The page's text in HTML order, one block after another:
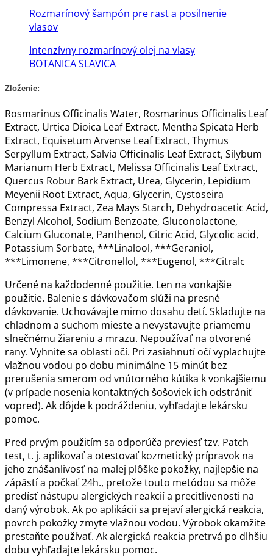
Rozmarínový šampón pre rast a posilnenie
vlasov
Intenzívny rozmarínový olej na vlasy
BOTANICA SLAVICA
Zloženie:
Rosmarinus Officinalis Water, Rosmarinus Officinalis Leaf
Extract, Urtica Dioica Leaf Extract, Mentha Spicata Herb
Extract, Equisetum Arvense Leaf Extract, Thymus
Serpyllum Extract, Salvia Officinalis Leaf Extract, Silybum
Marianum Herb Extract, Melissa Officinalis Leaf Extract,
Quercus Robur Bark Extract, Urea, Glycerin, Lepidium
Meyenii Root Extract, Aqua, Glycerin, Cystoseira
Compressa Extract, Zea Mays Starch, Dehydroacetic Acid,
Benzyl Alcohol, Sodium Benzoate, Gluconolactone,
Calcium Gluconate, Panthenol, Citric Acid, Glycolic acid,
Potassium Sorbate, ***Linalool, ***Geraniol,
***Limonene, ***Citronellol, ***Eugenol, ***Citralc
Určené na každodenné použitie. Len na vonkajšie
použitie. Balenie s dávkovačom slúži na presné
dávkovanie. Uchovávajte mimo dosahu detí. Skladujte na
chladnom a suchom mieste a nevystavujte priamemu
slnečnému žiareniu a mrazu. Nepoužívať na otvorené
rany. Vyhnite sa oblasti očí. Pri zasiahnutí očí vyplachujte
vlažnou vodou po dobu minimálne 15 minút bez
prerušenia smerom od vnútorného kútika k vonkajšiemu
(v prípade nosenia kontaktných šošoviek ich odstrániť
vopred). Ak dôjde k podráždeniu, vyhľadajte lekársku
pomoc.
Pred prvým použitím sa odporúča previesť tzv. Patch
test, t. j. aplikovať a otestovať kozmetický prípravok na
jeho znášanlivosť na malej plôške pokožky, najlepšie na
zápästí a počkať 24h., pretože touto metódou sa môže
predísť nástupu alergických reakcií a precitlivenosti na
daný výrobok. Ak po aplikácii sa prejaví alergická reakcia,
povrch pokožky zmyte vlažnou vodou. Výrobok okamžite
prestaňte používať. Ak alergická reakcia pretrvá po dlhšiu
dobu vyhľadajte lekársku pomoc.